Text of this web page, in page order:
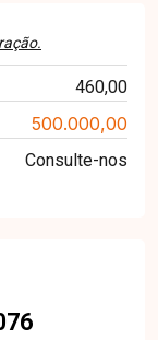
460,00
500.000,00
Consulte-nos